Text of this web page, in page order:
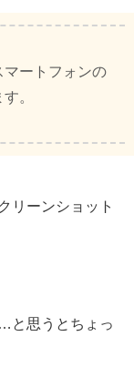
マートフォンの
。
リーンショット
と思うとちょっ